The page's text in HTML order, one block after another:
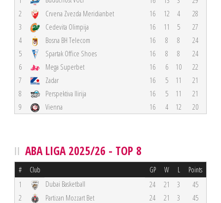
2
Crvena Zvezda Meridianbet 16 12 4
28
3
Cedevita Olimpija 16 11 5
27
4
Bosna BH Telecom 16 8 8
24
5
Spartak Office Shoes 16 8 8
24
6
Mega Superbet 16 6 10
22
7
Zadar 16 5 11
21
8
Perspektiva Ilirija 16 5 11
21
9
Vienna 16 4 12 20
ABA LIGA 2025/26 - TOP 8
# Club GP W L Points
1 Dubai Basketball 24 21 3
45
2
Partizan Mozzart Bet 24 21 3
45